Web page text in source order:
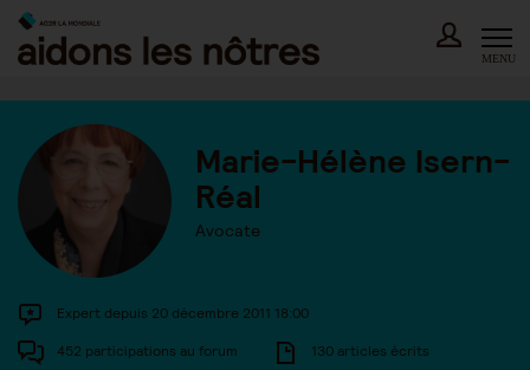
Skip
content
MENU
Marie-Hélène Isern-
Réal
Avocate
Expert depuis 20 décembre 2011 18:00
452 participations au forum 130 articles écrits